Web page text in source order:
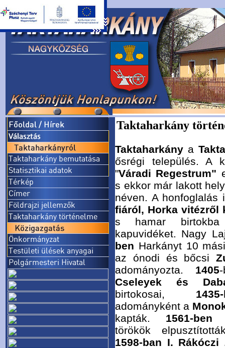
Taktaharkány
Taktaharkány a
ősrégi település. A
"Váradi Regestrum"
s ekkor már lakott
néven. A honfoglalás
fiáról, Horka vitézről
s hamar
kapuvidéket. Nagy
ben Harkányt 10
az ónodi és bőcsi
adományozta. 1405
Cseleyek és
birtokosai,
adományként a
kapták. 1561-ben
törökök
1598-ban I. Rákóczi